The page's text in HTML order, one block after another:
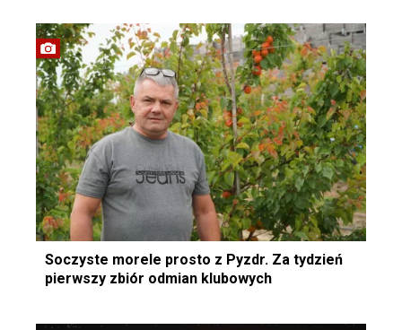
Soczyste morele prosto z Pyzdr. Za tydzień
pierwszy zbiór odmian klubowych